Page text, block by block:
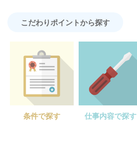
こだわりポイントから探す
条件で探す 仕事内容で探す